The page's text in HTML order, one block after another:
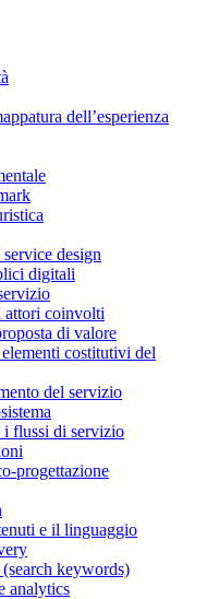
dell’esperienza
design
digitali
attori coinvolti
di valore
costitutivi del
del servizio
i flussi di servizio
progettazione
e il linguaggio
keywords)
analytics